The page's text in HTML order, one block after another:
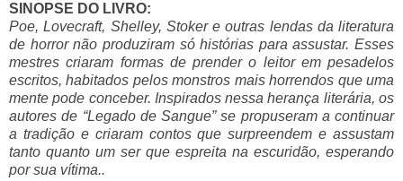
SINOPSE DO LIVRO:
Poe, Lovecraft, Shelley, Stoker e outras lendas da literatura
de horror não produziram só histórias para assustar. Esses
mestres criaram formas de prender o leitor em pesadelos
escritos, habitados pelos monstros mais horrendos que uma
mente pode conceber. Inspirados nessa herança literária, os
autores de “Legado de Sangue” se propuseram a continuar
a tradição e criaram contos que surpreendem e assustam
tanto quanto um ser que espreita na escuridão, esperando
por sua vítima..